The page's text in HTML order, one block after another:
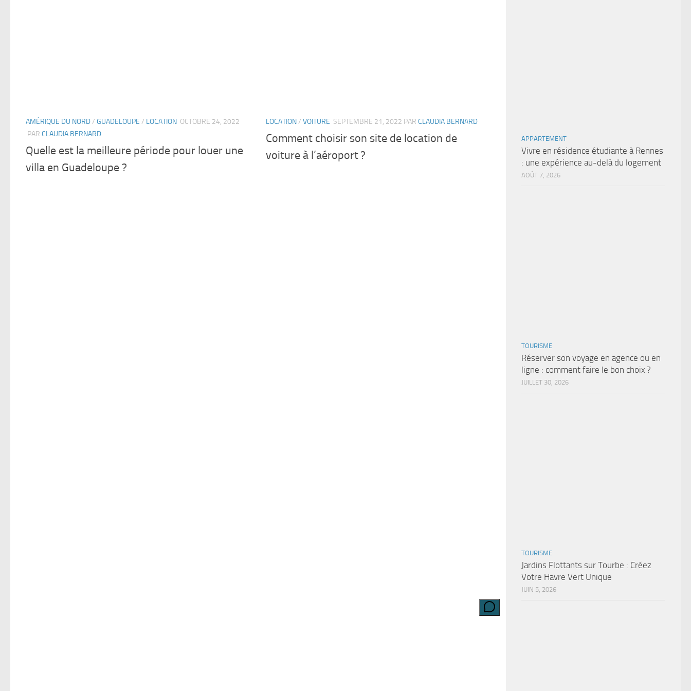
AMÉRIQUE DU NORD/ GUADELOUPE / LOCATION OCTOBRE 24, 2022
PAR CLAUDIA BERNARD
Quelle est la meilleure période pour louer une
villa en Guadeloupe ?
LOCATION/ VOITURE SEPTEMBRE 21, 2022 PAR CLAUDIA BERNARD
Comment choisir son site de location de
voiture à l’aéroport ?
APPARTEMENT
Vivre en résidence étudiante à Rennes
: une expérience au-delà du logement
AOÛT 7, 2026
TOURISME
Réserver son voyage en agence ou en
ligne : comment faire le bon choix ?
JUILLET 30, 2026
TOURISME
Jardins Flottants sur Tourbe : Créez
Votre Havre Vert Unique
JUIN 5, 2026